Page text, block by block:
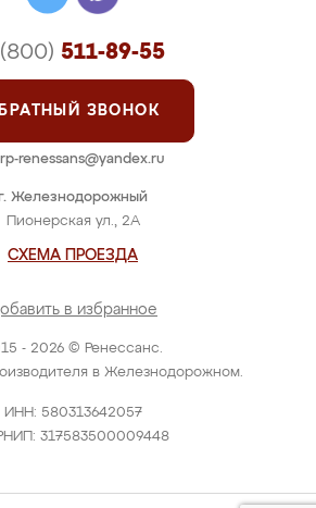
- 2026 © Ренессанс.
в Железнодорожном.
ИНН: 580313642057
317583500009448
Железнодорожный
Пионерская ул., 2А
СХЕМА ПРОЕЗДА
в избранное
511-89-55
ЗВОНОК
renessans@yandex.ru